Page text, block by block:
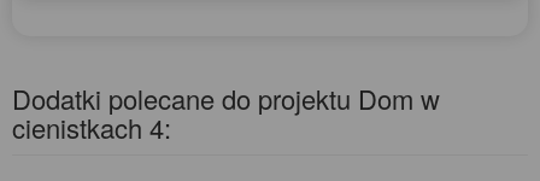
Dodatki polecane do projektu Dom w
cienistkach 4: